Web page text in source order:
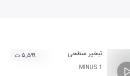
تبخیر سطحی
MINUS 1
۵,۵۹۹ ت